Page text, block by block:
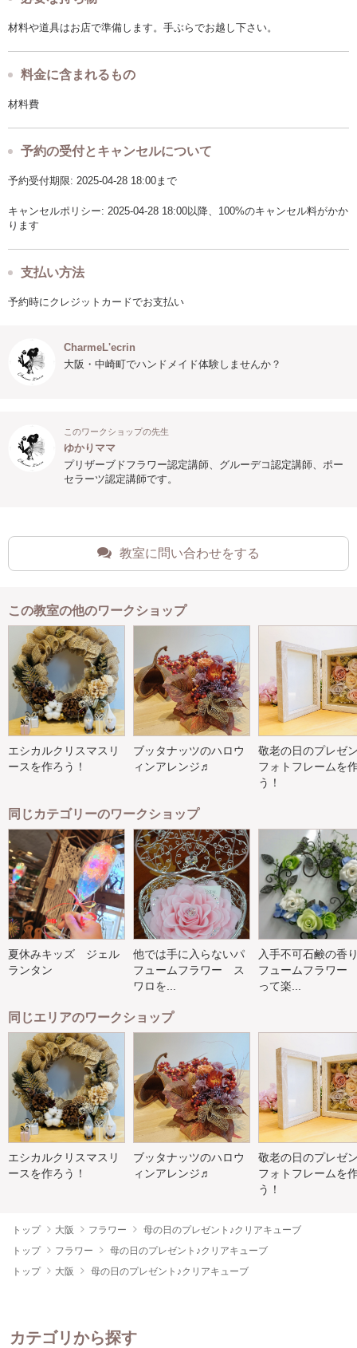
材料や道具はお店で準備します。手ぶらでお越し下さい。
料金に含まれるもの
材料費
予約の受付とキャンセルについて
予約受付期限: 2025-04-28 18:00まで
キャンセルポリシー: 2025-04-28 18:00以降、100%のキャンセル料がかか
ります
支払い方法
予約時にクレジットカードでお支払い
CharmeL'ecrin
大阪・中崎町でハンドメイド体験しませんか？
このワークショップの先生
ゆかりママ
プリザーブドフラワー認定講師、グルーデコ認定講師、ポー
セラーツ認定講師です。
教室に問い合わせをする
この教室の他のワークショップ
エシカルクリスマスリ
ースを作ろう！
ブッタナッツのハロウ
ィンアレンジ♬
敬老の日のプレゼ
フォトフレームを
う！
同じカテゴリーのワークショップ
夏休みキッズ ジェル
ランタン
他では手に入らないパ
フュームフラワー ス
ワロを...
入手不可石鹸の香
フュームフラワー
って楽...
同じエリアのワークショップ
エシカルクリスマスリ
ースを作ろう！
ブッタナッツのハロウ
ィンアレンジ♬
敬老の日のプレゼ
フォトフレームを
う！
トップ 大阪 フラワー
母の日のプレゼント♪クリアキューブ
トップ
フラワー
母の日のプレゼント♪クリアキューブ
トップ
大阪 母の日のプレゼント♪クリアキューブ
カテゴリから探す